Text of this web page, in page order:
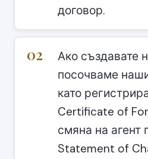
договор.
02
Ако създавате
посочваме
като
Certificate of
смяна на агент
Statement of